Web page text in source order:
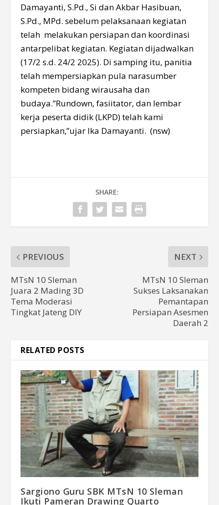
Damayanti, S.Pd., Si dan Akbar Hasibuan,
S.Pd., MPd. sebelum pelaksanaan kegiatan
telah melakukan persiapan dan koordinasi
antarpelibat kegiatan. Kegiatan dijadwalkan
(17/2 s.d. 24/2 2025). Di samping itu, panitia
telah mempersiapkan pula narasumber
kompeten bidang wirausaha dan
budaya.”Rundown, fasiitator, dan lembar
kerja peserta didik (LKPD) telah kami
persiapkan,”ujar Ika Damayanti. (nsw)
SHARE:
PREVIOUS
MTsN 10 Sleman
Juara 2 Mading 3D
Tema Moderasi
Tingkat Jateng DIY
NEXT
MTsN 10 Sleman
Sukses Laksanakan
Pemantapan
Persiapan Asesmen
Daerah 2
RELATED POSTS
Sargiono Guru SBK MTsN 10 Sleman
Ikuti Pameran Drawing Quarto